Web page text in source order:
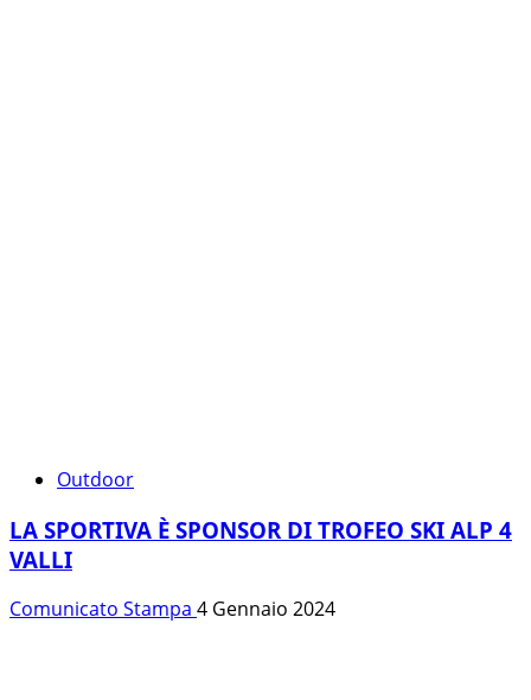
Outdoor
LA SPORTIVA È SPONSOR DI TROFEO SKI ALP 4
VALLI
Comunicato Stampa 4 Gennaio 2024